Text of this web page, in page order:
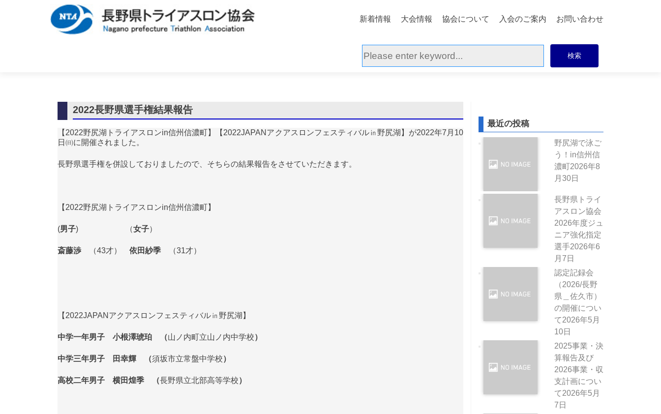
新着情報 大会情報 協会について 入会のご案内 お問い合わせ
2022長野県選手権結果報告
【2022野尻湖トライアスロンin信州信濃町】【2022JAPANアクアスロンフェスティバル㏌野尻湖】が2022年7月10
日㈰に開催されました。
長野県選手権を併設しておりましたので、そちらの結果報告をさせていただきます。
【2022野尻湖トライアスロンin信州信濃町】
(男子) （女子）
斎藤渉 （43才） 依田紗季 （31才）
【2022JAPANアクアスロンフェスティバル㏌野尻湖】
中学一年男子 小根澤琥珀 （山ノ内町立山ノ内中学校）
中学三年男子 田幸輝 （須坂市立常盤中学校）
高校二年男子 横田煌季 （長野県立北部高等学校）
最近の投稿
野尻湖で泳ご
う！in信州信
濃町2026年8
月30日
長野県トライ
アスロン協会
2026年度ジュ
ニア強化指定
選手2026年6
月7日
認定記録会
（2026/長野
県＿佐久市）
の開催につい
て2026年5月
10日
2025事業・決
算報告及び
2026事業・収
支計画につい
て2026年5月
7日